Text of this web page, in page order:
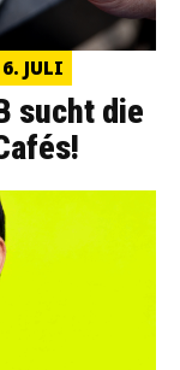
JULI
sucht die